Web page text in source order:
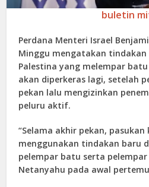
buletin
Perdana Menteri Israel
Minggu mengatakan
Palestina yang melempar
akan diperkeras lagi, setelah
pekan lalu mengizinkan
peluru aktif.
“Selama akhir pekan,
menggunakan tindakan baru
pelempar batu serta
Netanyahu pada awal